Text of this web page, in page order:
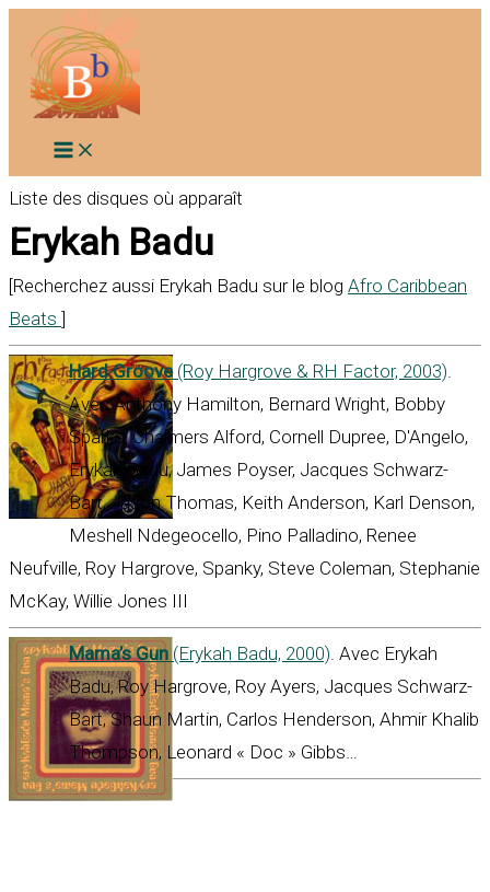
contenu
Liste des disques où apparaît
Erykah Badu
[Recherchez aussi Erykah Badu sur le blog Afro Caribbean
Beats ]
Hard Groove(Roy Hargrove & RH Factor, 2003).
Avec Anthony Hamilton, Bernard Wright, Bobby
Sparks, Chalmers Alford, Cornell Dupree, D'Angelo,
Erykah Badu, James Poyser, Jacques Schwarz-
Bart, Jason Thomas, Keith Anderson, Karl Denson,
Meshell Ndegeocello, Pino Palladino, Renee
Neufville, Roy Hargrove, Spanky, Steve Coleman, Stephanie
McKay, Willie Jones III
Mama’s Gun (Erykah Badu, 2000). Avec Erykah
Badu, Roy Hargrove, Roy Ayers, Jacques Schwarz-
Bart, Shaun Martin, Carlos Henderson, Ahmir Khalib
Thompson, Leonard « Doc » Gibbs…